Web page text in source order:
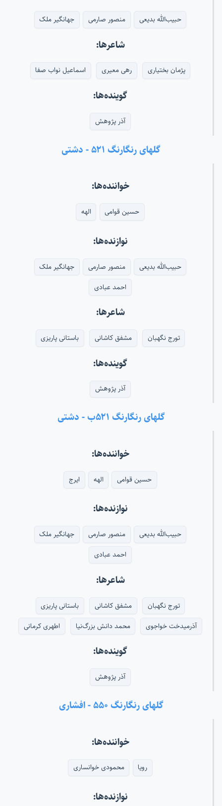
حبیب‌الله بدیعی منصور صارمی جهانگیر ملک
شاعرها:
پژمان بختیاری رهی معیری اسماعیل نواب صفا
گوینده‌ها:
آذر پژوهش
گلهای رنگارنگ ۵۲۱ - دشتی
خواننده‌ها:
حسین قوامی الهه
نوازنده‌ها:
حبیب‌الله بدیعی منصور صارمی
جهانگیر ملک
احمد عبادی
شاعرها:
تورج نگهبان مشفق کاشانی باستانی پاریزی
گوینده‌ها:
آذر پژوهش
گلهای رنگارنگ ۵۲۱ب - دشتی
خواننده‌ها:
حسین قوامی الهه ایرج
نوازنده‌ها:
حبیب‌الله بدیعی منصور صارمی
جهانگیر ملک
احمد عبادی
شاعرها:
تورج نگهبان مشفق کاشانی
باستانی پاریزی
آذرمیدخت خواجوی
محمد دانش بزرگ‌نیا اطهری کرمانی
گوینده‌ها:
آذر پژوهش
گلهای رنگارنگ ۵۵۰ - افشاری
خواننده‌ها:
رویا محمودی خوانساری
نوازنده‌ها: